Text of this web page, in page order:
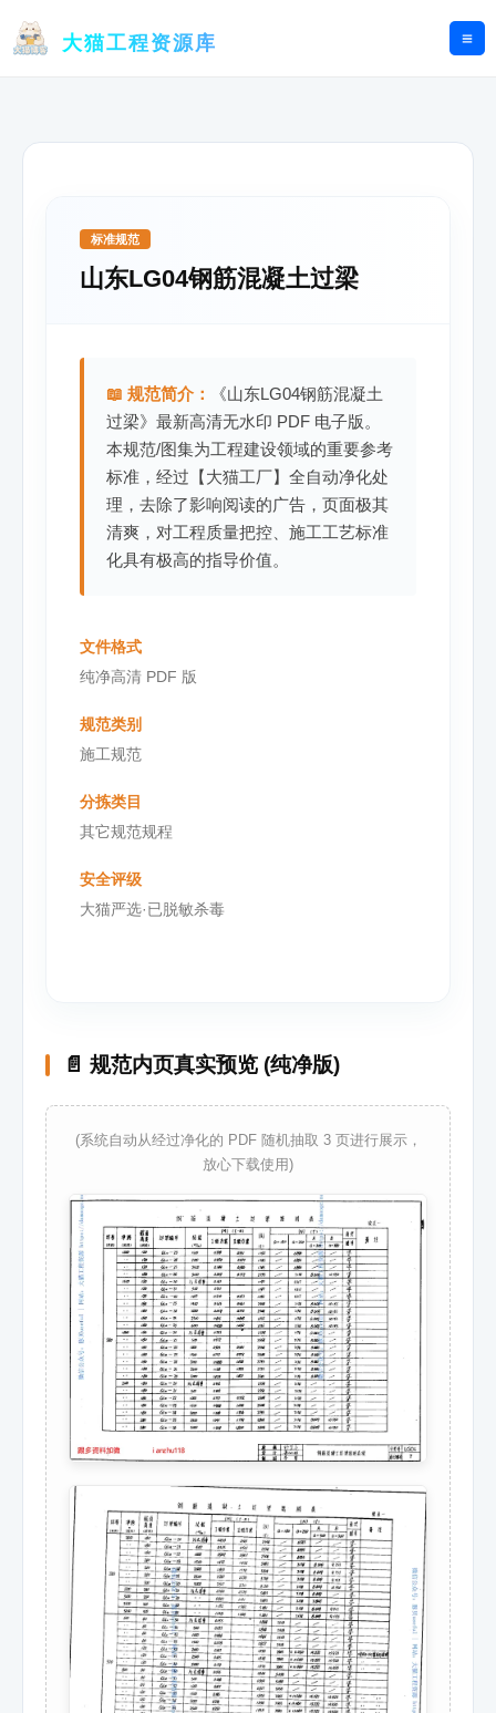
大猫工程资源库
标准规范
山东LG04钢筋混凝土过梁
📖 规范简介：
《山东LG04钢筋混凝土
过梁》最新高清无水印 PDF 电子版。
本规范/图集为工程建设领域的重要参考
标准，经过【大猫工厂】全自动净化处
理，去除了影响阅读的广告，页面极其
清爽，对工程质量把控、施工工艺标准
化具有极高的指导价值。
文件格式
纯净高清 PDF 版
规范类别
施工规范
分拣类目
其它规范规程
安全评级
大猫严选·已脱敏杀毒
📄 规范内页真实预览 (纯净版)
(系统自动从经过净化的 PDF 随机抽取 3 页进行展示，
放心下载使用)